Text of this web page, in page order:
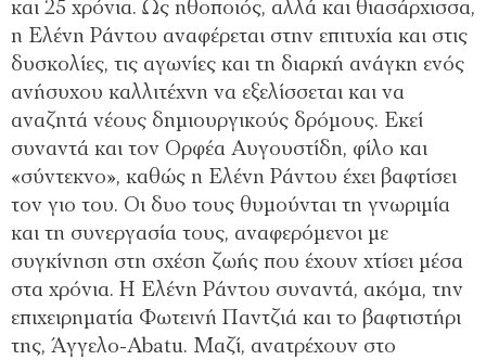
και 25 χρόνια. Ως ηθοποιός, αλλά και θιασάρχισσα,
η Ελένη Ράντου αναφέρεται στην επιτυχία και στις
δυσκολίες, τις αγωνίες και τη διαρκή ανάγκη ενός
ανήσυχου καλλιτέχνη να εξελίσσεται και να
αναζητά νέους δημιουργικούς δρόμους. Εκεί
συναντά και τον Ορφέα Αυγουστίδη, φίλο και
«σύντεκνο», καθώς η Ελένη Ράντου έχει βαφτίσει
τον γιο του. Οι δυο τους θυμούνται τη γνωριμία
και τη συνεργασία τους, αναφερόμενοι με
συγκίνηση στη σχέση ζωής που έχουν χτίσει μέσα
στα χρόνια. Η Ελένη Ράντου συναντά, ακόμα, την
επιχειρηματία Φωτεινή Παντζιά και το βαφτιστήρι
της, Άγγελο-Abatu. Μαζί, ανατρέχουν στο